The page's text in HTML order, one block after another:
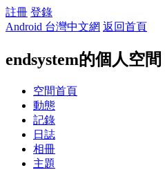
註冊 登錄
Android 台灣中文網 返回首頁
endsystem的個人空間
空間首頁
動態
記錄
日誌
相冊
主題